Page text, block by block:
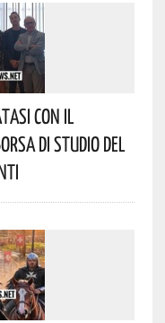
Con Il
Di Studio Del